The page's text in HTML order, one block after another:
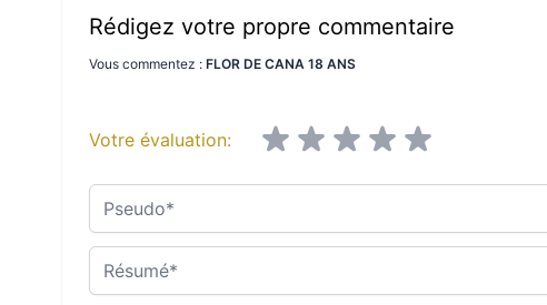
Rédigez votre propre commentaire
Vous commentez : FLOR DE CANA 18 ANS
Votre évaluation:
Pseudo
Résumé